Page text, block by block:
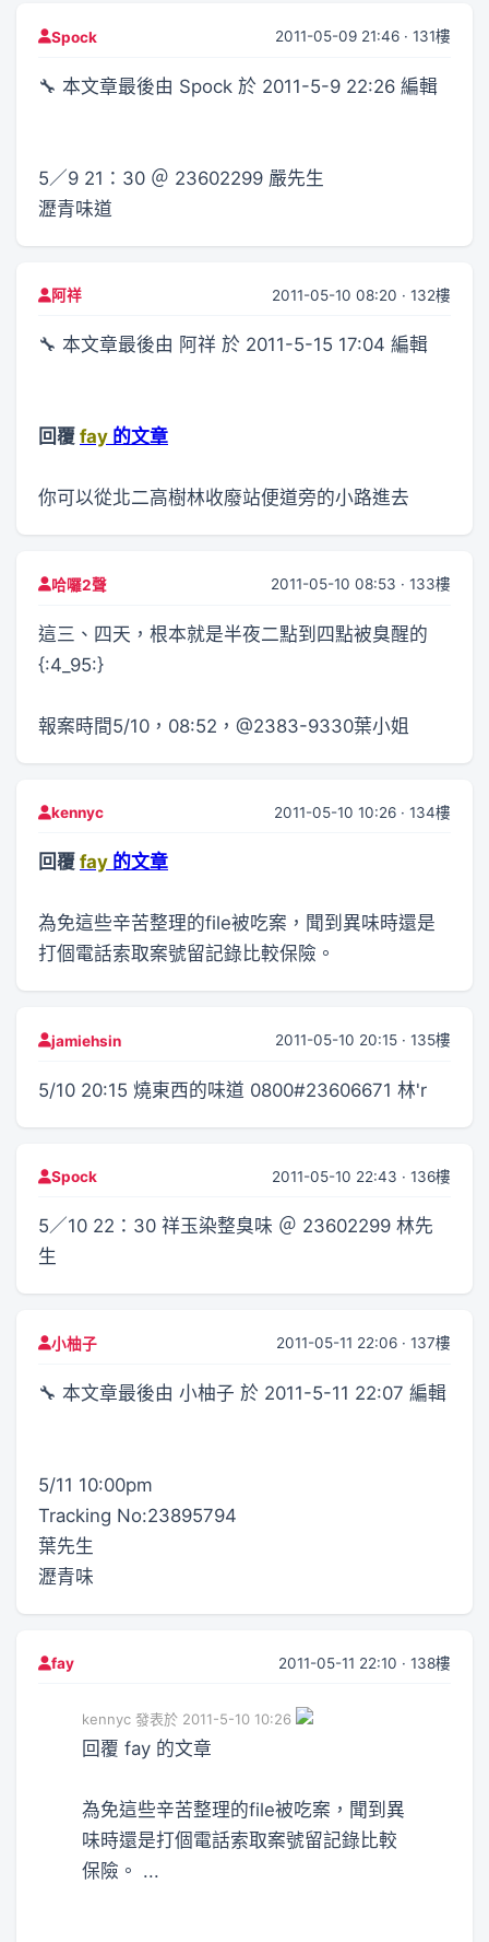
Spock 2011-05-09 21:46 · 131樓
🔧 本文章最後由 Spock 於 2011-5-9 22:26 編輯
5／9 21：30 ＠ 23602299 嚴先生
瀝青味道
阿祥 2011-05-10 08:20 · 132樓
🔧 本文章最後由 阿祥 於 2011-5-15 17:04 編輯
回覆 fay 的文章
你可以從北二高樹林收廢站便道旁的小路進去
哈囉2聲 2011-05-10 08:53 · 133樓
這三、四天，根本就是半夜二點到四點被臭醒的
{:4_95:}
報案時間5/10，08:52，@2383-9330葉小姐
kennyc 2011-05-10 10:26 · 134樓
回覆 fay 的文章
為免這些辛苦整理的file被吃案，聞到異味時還是
打個電話索取案號留記錄比較保險。
jamiehsin 2011-05-10 20:15 · 135樓
5/10 20:15 燒東西的味道 0800#23606671 林'r
Spock 2011-05-10 22:43 · 136樓
5／10 22：30 祥玉染整臭味 ＠ 23602299 林先
生
小柚子 2011-05-11 22:06 · 137樓
🔧 本文章最後由 小柚子 於 2011-5-11 22:07 編輯
5/11 10:00pm
Tracking No:23895794
葉先生
瀝青味
fay 2011-05-11 22:10 · 138樓
kennyc 發表於 2011-5-10 10:26
回覆 fay 的文章
為免這些辛苦整理的file被吃案，聞到異
味時還是打個電話索取案號留記錄比較
保險。 ...